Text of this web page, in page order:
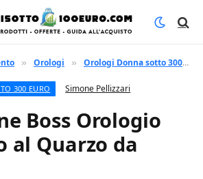
» Orologi » Orologi Donna sotto 300 euro
300 EURO Simone Pellizzari
Boss Orologio
al Quarzo da